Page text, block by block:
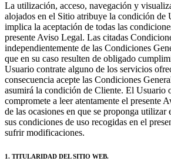
La utilización, acceso, navegación y
alojados en el Sitio atribuye la condición de
implica la aceptación de todas las
presente Aviso Legal. Las citadas
independientemente de las Condiciones
que en su caso resulten de obligado
Usuario contrate alguno de los servicios
consecuencia acepte las Condiciones
asumirá la condición de Cliente. El Usuario
compromete a leer atentamente el presente
de las ocasiones en que se proponga utilizar
sus condiciones de uso recogidas en el
sufrir modificaciones.
1. TITULARIDAD DEL SITIO WEB.